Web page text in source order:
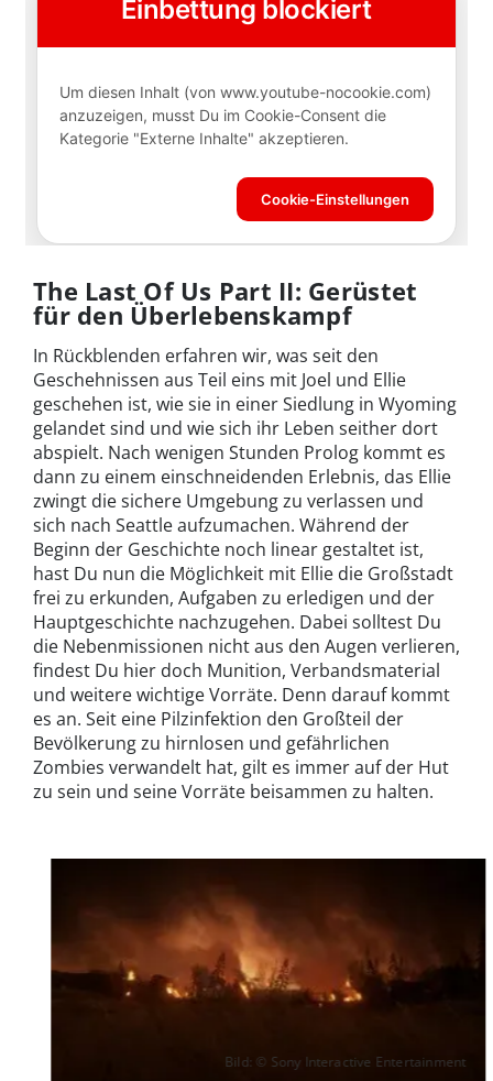
The Last Of Us Part II: Gerüstet
für den Überlebenskampf
In Rückblenden erfahren wir, was seit den
Geschehnissen aus Teil eins mit Joel und Ellie
geschehen ist, wie sie in einer Siedlung in Wyoming
gelandet sind und wie sich ihr Leben seither dort
abspielt. Nach wenigen Stunden Prolog kommt es
dann zu einem einschneidenden Erlebnis, das Ellie
zwingt die sichere Umgebung zu verlassen und
sich nach Seattle aufzumachen. Während der
Beginn der Geschichte noch linear gestaltet ist,
hast Du nun die Möglichkeit mit Ellie die Großstadt
frei zu erkunden, Aufgaben zu erledigen und der
Hauptgeschichte nachzugehen. Dabei solltest Du
die Nebenmissionen nicht aus den Augen verlieren,
findest Du hier doch Munition, Verbandsmaterial
und weitere wichtige Vorräte. Denn darauf kommt
es an. Seit eine Pilzinfektion den Großteil der
Bevölkerung zu hirnlosen und gefährlichen
Zombies verwandelt hat, gilt es immer auf der Hut
zu sein und seine Vorräte beisammen zu halten.
Bild: © Sony Interactive Entertainment